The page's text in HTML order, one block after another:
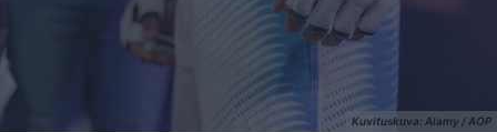
Kuvituskuva: Alamy / AOP